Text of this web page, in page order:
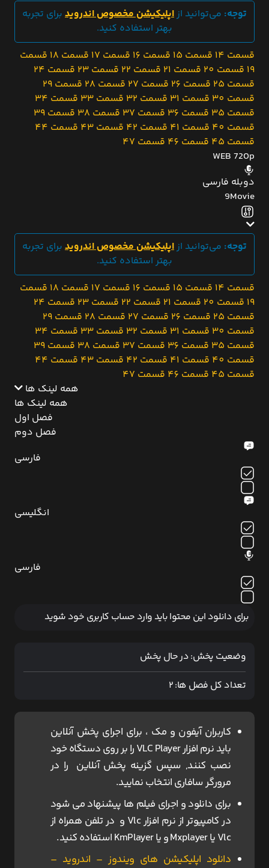
توجه: می‌توانید ازاپلیکیشن مخصوص اندروید برای تجربه
بهتر استفاده کنید.
قسمت 14
قسمت 15 قسمت 16 قسمت 17 قسمت 18
قسمت
19 قسمت 20 قسمت 21 قسمت 22 قسمت 23
قسمت 24
قسمت 25
قسمت 26 قسمت 27 قسمت 28
قسمت 29
قسمت 30
قسمت 31 قسمت 32 قسمت 33
قسمت 34
قسمت 35
قسمت 36 قسمت 37 قسمت 38
قسمت 39
قسمت 40
قسمت 41 قسمت 42 قسمت 43
قسمت 44
قسمت 45
قسمت 46
قسمت 47
WEB 720p
دوبله فارسی
9Movie
توجه: می‌توانید ازاپلیکیشن مخصوص اندروید برای تجربه
بهتر استفاده کنید.
قسمت 14
قسمت 15 قسمت 16 قسمت 17 قسمت 18
قسمت
19 قسمت 20 قسمت 21 قسمت 22 قسمت 23
قسمت 24
قسمت 25
قسمت 26 قسمت 27 قسمت 28
قسمت 29
قسمت 30
قسمت 31 قسمت 32 قسمت 33
قسمت 34
قسمت 35
قسمت 36 قسمت 37 قسمت 38
قسمت 39
قسمت 40
قسمت 41 قسمت 42 قسمت 43
قسمت 44
قسمت 45
قسمت 46
قسمت 47
همه لینک ها
همه لینک ها
فصل اول
فصل دوم
فارسی
انگلیسی
فارسی
برای دانلود این محتوا باید وارد حساب کاربری خود شوید
وضعیت پخش:در حال پخش
تعداد کل فصل ها:2
کاربران آیفون و مک ، برای اجرای پخش آنلاین
باید نرم افزار VLC Player را بر روی دستگاه خود
نصب کنند, سپس گزینه پخش آنلاین را در
مرورگر سافاری انتخاب نمایید.
برای دانلود و اجرای فیلم ها پیشنهاد می شود
در کامپیوتر از نرم افزار Vlc و در تلفن همراه از
Vlc یا Mxplayer و یا KmPlayer استفاده کنید.
دانلود اپلیکیشن های ویندوز – اندروید –